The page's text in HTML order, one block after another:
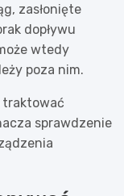
zasłonięte
dopływu
wtedy
poza nim.
traktować
sprawdzenie